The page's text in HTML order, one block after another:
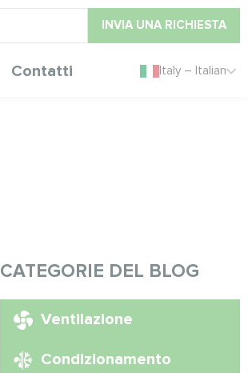
INVIA UNA RICHIESTA
Contatti Italy – Italian
CATEGORIE DEL BLOG
Ventilazione
Condizionamento